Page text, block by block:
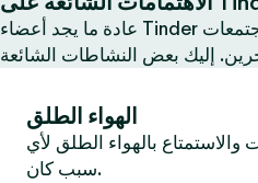
عادة ما يجد أعضاء Tinder اهتمامات مُشتركة مع أعضاء مُجتمعات
الهواء الطلق
بالهواء الطلق لأي
سبب كان.